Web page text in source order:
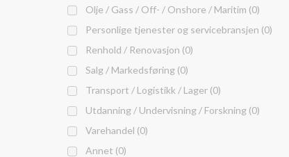
Olje / Gass / Off- / Onshore / Maritim (0)
Personlige tjenester og servicebransjen (0)
Renhold / Renovasjon (0)
Salg / Markedsføring (0)
Transport / Logistikk / Lager (0)
Utdanning / Undervisning / Forskning (0)
Varehandel (0)
Annet (0)